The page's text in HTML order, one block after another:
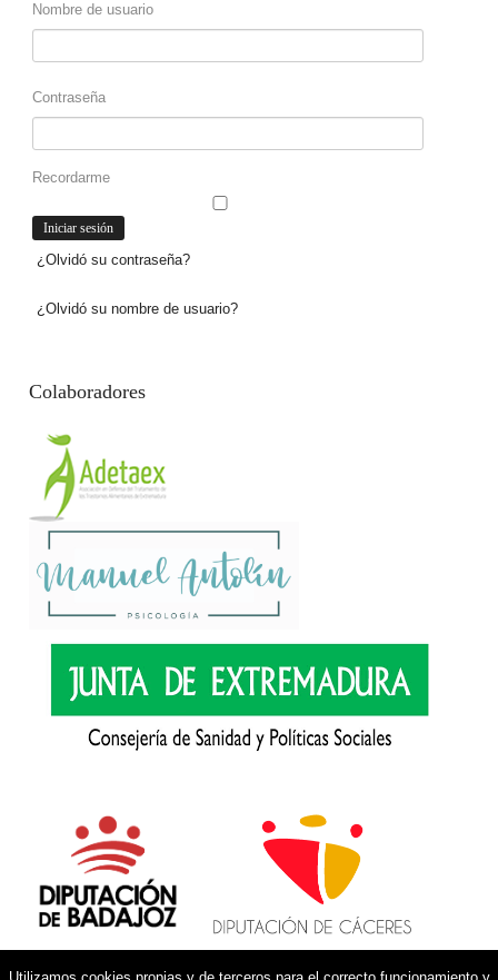
Nombre de usuario
Contraseña
Recordarme
¿Olvidó su contraseña?
¿Olvidó su nombre de usuario?
Colaboradores